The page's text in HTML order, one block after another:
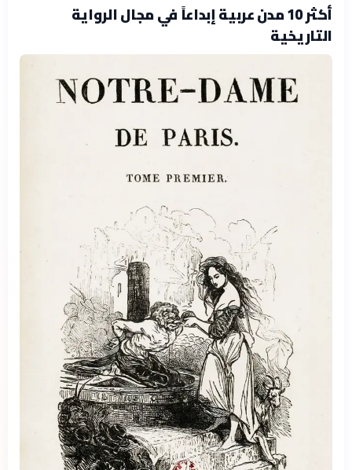
أكثر 10 مدن عربية إبداعاً في مجال الرواية
التاريخية